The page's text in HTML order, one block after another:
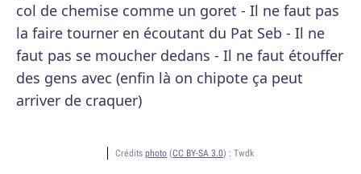
col de chemise comme un goret - Il ne faut pas
la faire tourner en écoutant du Pat Seb - Il ne
faut pas se moucher dedans - Il ne faut étouffer
des gens avec (enfin là on chipote ça peut
arriver de craquer)
Crédits photo (CC BY-SA 3.0) : Twdk